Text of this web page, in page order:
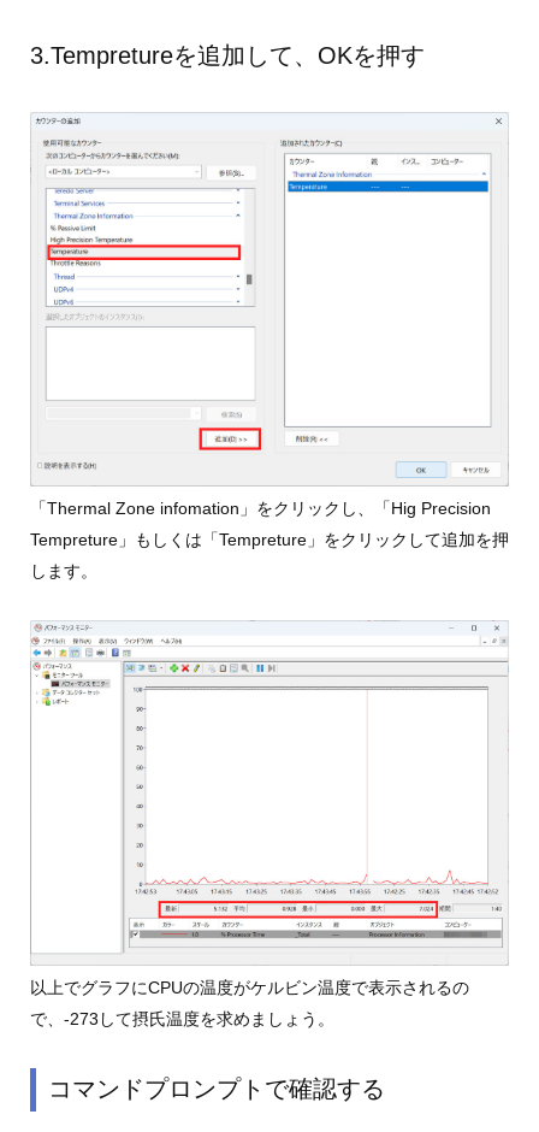
3.Tempretureを追加して、OKを押す
「Thermal Zone infomation」をクリックし、「Hig Precision
Tempreture」もしくは「Tempreture」をクリックして追加を押
します。
以上でグラフにCPUの温度がケルビン温度で表示されるの
で、-273して摂氏温度を求めましょう。
コマンドプロンプトで確認する